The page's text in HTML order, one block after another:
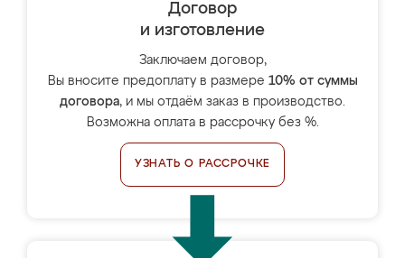
Договор
и изготовление
Заключаем договор,
Вы вносите предоплату в размере 10% от суммы
договора, и мы отдаём заказ в производство.
Возможна оплата в рассрочку без %.
УЗНАТЬ О РАССРОЧКЕ